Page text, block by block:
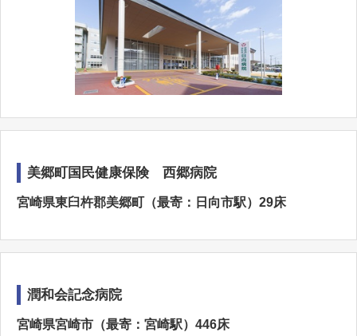
美郷町国民健康保険 西郷病院
宮崎県東臼杵郡美郷町（最寄：日向市駅）29床
潤和会記念病院
宮崎県宮崎市（最寄：宮崎駅）446床